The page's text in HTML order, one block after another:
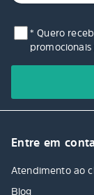
* Quero
Entre em
Atendimento ao
Blog